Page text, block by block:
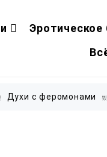
Эротическое
Духи с феромонами